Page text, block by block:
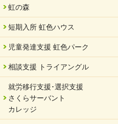
中学生向けのフリースクール「
2024/04/01
を開催しました。
2024/02/20
2024/02/02
岐阜県 ワーク・ライフ・バラ
2024/01/15
虹の森
短期入所 虹色ハウス
児童発達支援 虹色パーク
相談支援 トライアングル
就労移行支援･選択支援
さくらサーバント
カレッジ